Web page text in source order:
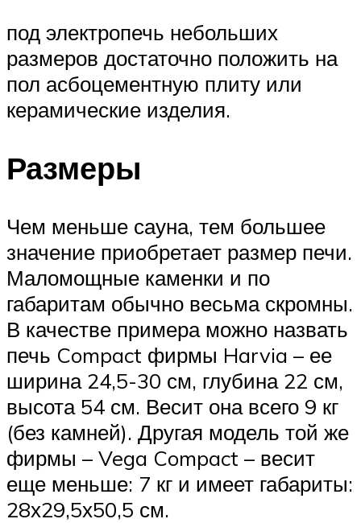
под электропечь небольших
размеров достаточно положить на
пол асбоцементную плиту или
керамические изделия.
Размеры
Чем меньше сауна, тем большее
значение приобретает размер печи.
Маломощные каменки и по
габаритам обычно весьма скромны.
В качестве примера можно назвать
печь Compact фирмы Harvia – ее
ширина 24,5-30 см, глубина 22 см,
высота 54 см. Весит она всего 9 кг
(без камней). Другая модель той же
фирмы – Vega Compact – весит
еще меньше: 7 кг и имеет габариты:
28х29,5х50,5 см.